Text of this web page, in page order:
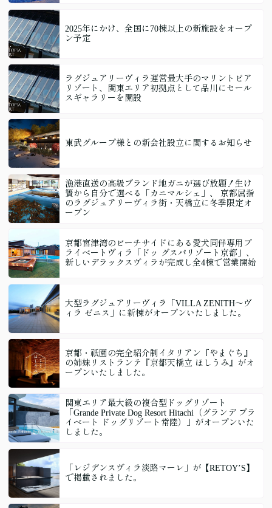
2025年にかけ、全国に70棟以上の新施設をオープ
ン予定
ラグジュアリーヴィラ運営最大手のマリントピア
リゾート、関東エリア初拠点として品川にセール
スギャラリーを開設
東武グループ様との新会社設立に関するお知らせ
漁港直送の高級ブランド地ガニが選び放題！生け
簀から自分で選べる「カニマルシェ」、 京都屈指
のラグジュアリーヴィラ街・天橋立に冬季限定オ
ープン
京都宮津湾のビーチサイドにある愛犬同伴専用プ
ライベートヴィラ「ドッ グスパリゾート京都」、
新しいデラックスヴィラが完成し全4棟で営業開始
大型ラグジュアリーヴィラ「VILLA ZENITH〜ヴ
ィラ ゼニス」に新棟がオープンいたしました。
京都・祇園の完全紹介制イタリアン『やまぐち』
の姉妹リストランテ『京都天橋立 ほしうみ』がオ
ープンいたしました。
関東エリア最大級の複合型ドッグリゾート
「Grande Private Dog Resort Hitachi（グランデ プラ
イベート ドッグリゾート常陸）」がオープンいた
しました。
「レジデンスヴィラ淡路マーレ」が【RETOY’S】
で掲載されました。